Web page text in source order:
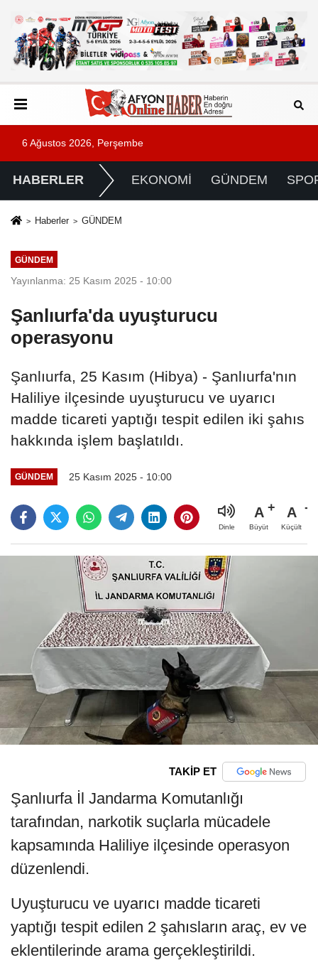
6 Ağustos 2026, Perşembe
HABERLER EKONOMİ GÜNDEM
Haberler GÜNDEM
GÜNDEM
Yayınlanma: 25 Kasım 2025 - 10:00
Şanlıurfa'da uyuşturucu
operasyonu
Şanlıurfa, 25 Kasım (Hibya) - Şanlıurfa'nın
Haliliye ilçesinde uyuşturucu ve uyarıcı
madde ticareti yaptığı tespit edilen iki şahıs
hakkında işlem başlatıldı.
GÜNDEM 25 Kasım 2025 - 10:00
Dinle
A
Büyüt
A
Küçült
TAKİP ET
Şanlıurfa İl Jandarma Komutanlığı
tarafından, narkotik suçlarla mücadele
kapsamında Haliliye ilçesinde operasyon
düzenlendi.
Uyuşturucu ve uyarıcı madde ticareti
yaptığı tespit edilen 2 şahısların araç, ev ve
eklentilerinde arama gerçekleştirildi.